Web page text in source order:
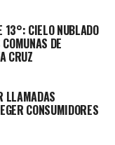
13°: CIELO NUBLADO
DE
CRUZ
LLAMADAS
CONSUMIDORES